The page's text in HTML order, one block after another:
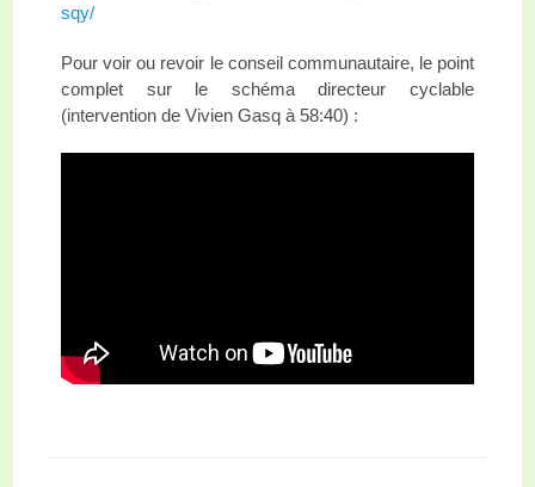
sqy/
Pour voir ou revoir le conseil communautaire, le point
complet sur le schéma directeur cyclable
(intervention de Vivien Gasq à 58:40) :